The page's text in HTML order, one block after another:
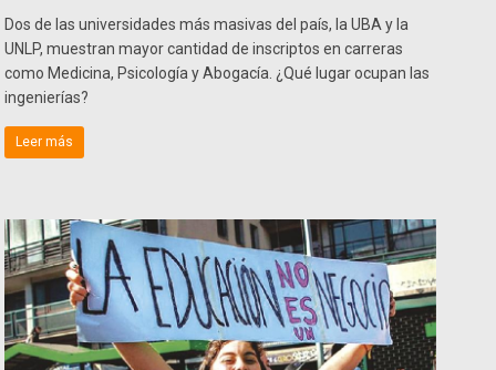
Dos de las universidades más masivas del país, la UBA y la
UNLP, muestran mayor cantidad de inscriptos en carreras
como Medicina, Psicología y Abogacía. ¿Qué lugar ocupan las
ingenierías?
Leer más